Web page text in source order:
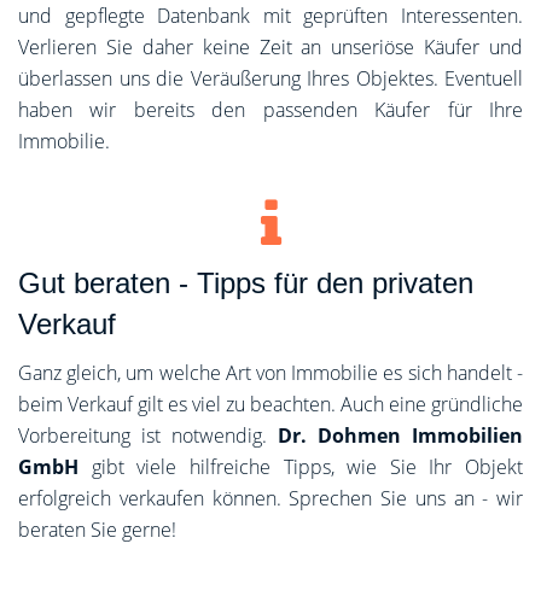
und gepflegte Datenbank mit geprüften Interessenten.
Verlieren Sie daher keine Zeit an unseriöse Käufer und
überlassen uns die Veräußerung Ihres Objektes. Eventuell
haben wir bereits den passenden Käufer für Ihre
Immobilie.
Gut beraten - Tipps für den privaten
Verkauf
Ganz gleich, um welche Art von Immobilie es sich handelt -
beim Verkauf gilt es viel zu beachten. Auch eine gründliche
Vorbereitung ist notwendig. Dr. Dohmen Immobilien
GmbH gibt viele hilfreiche Tipps, wie Sie Ihr Objekt
erfolgreich verkaufen können. Sprechen Sie uns an - wir
beraten Sie gerne!